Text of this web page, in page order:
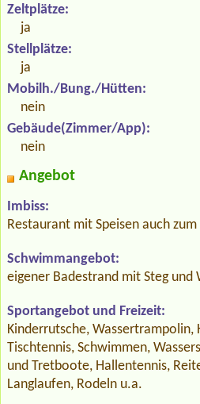
Zeltplätze:
ja
Stellplätze:
ja
Mobilh./Bung./Hütten:
nein
Gebäude(Zimmer/App):
nein
Angebot
Imbiss:
Restaurant mit Speisen auch
Schwimmangebot:
eigener Badestrand mit Steg und
Sportangebot und Freizeit:
Kinderrutsche, Wassertrampolin,
Tischtennis, Schwimmen,
und Tretboote, Hallentennis,
Langlaufen, Rodeln u.a.